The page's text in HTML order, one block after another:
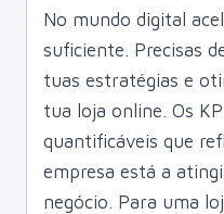
No mundo digital
suficiente. Precisas
tuas estratégias e
tua loja online. Os
quantificáveis que
empresa está a
negócio. Para uma